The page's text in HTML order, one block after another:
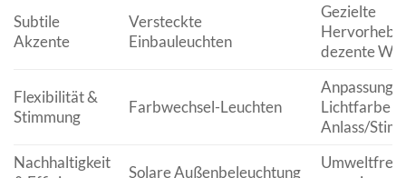
Subtile
Akzente
Versteckte
Einbauleuchten
Gezielte
dezente
Flexibilität &
Stimmung
Farbwechsel-Leuchten
Anpassung
Lichtfarbe
Anlass/
Nachhaltigkeit
Solare Außenbeleuchtung